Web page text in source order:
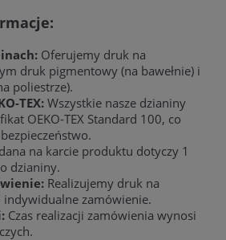
Oferujemy druk na
druk pigmentowy (na bawełnie) i
poliestrze).
TEX:Wszystkie nasze dzianiny
OEKO-TEX Standard 100, co
na karcie produktu dotyczy 1
dzianiny.
Realizujemy druk na
indywidualne zamówienie.
Czas realizacji zamówienia wynosi